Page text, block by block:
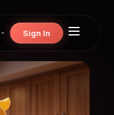
Sign In